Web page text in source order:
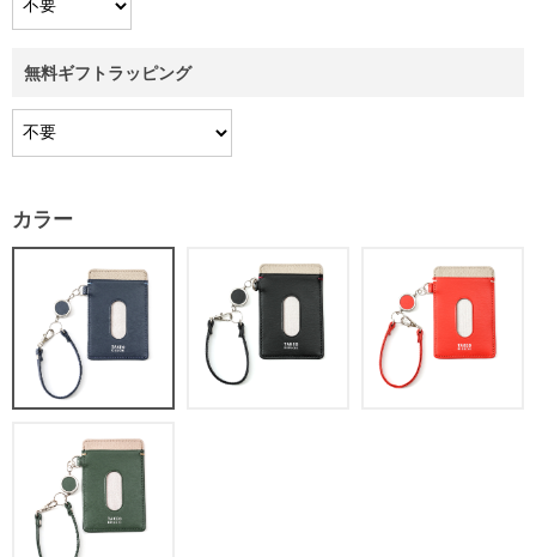
無料ギフトラッピング
カラー